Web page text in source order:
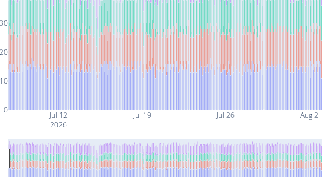
Jul 12
2026
Jul 19 Jul 26 Aug 2
0
10
20
30